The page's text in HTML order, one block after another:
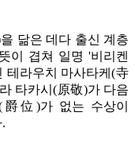
닮은 데다 출신 계층
이 겹쳐 일명 '비리켄
테라우치 마사타케(寺
타카시(原敬)가 다음
位)가 없는 수상이